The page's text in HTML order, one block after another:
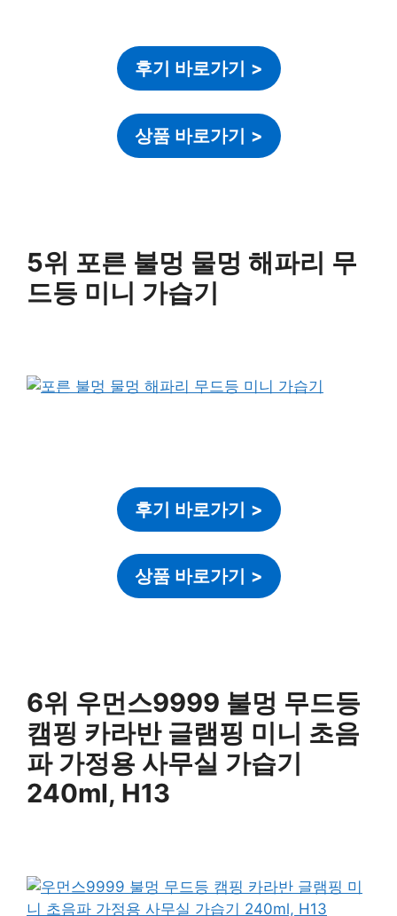
후기 바로가기 >
상품 바로가기 >
5위 포른 불멍 물멍 해파리 무
드등 미니 가습기
후기 바로가기 >
상품 바로가기 >
6위 우먼스9999 불멍 무드등
캠핑 카라반 글램핑 미니 초음
파 가정용 사무실 가습기
240ml, H13